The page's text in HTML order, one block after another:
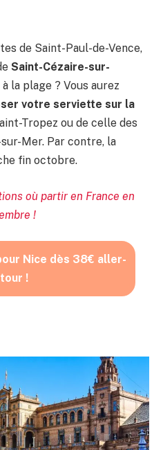
de Saint-Paul-de-Vence,
Saint-Cézaire-sur-
la plage ? Vous aurez
votre serviette sur la
Tropez ou de celle des
Mer. Par contre, la
fin octobre.
où partir en France en
!
Nice dès 38€ aller-
!